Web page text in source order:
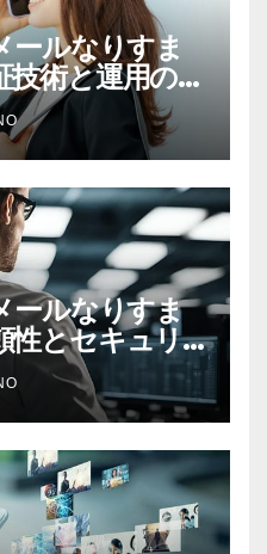
ールなりすま
技術と運用の実
ールなりすま
性とセキュリ